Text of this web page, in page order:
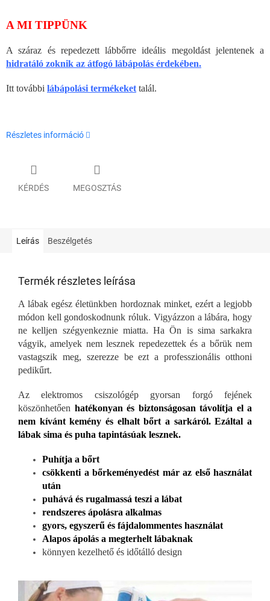
A MI TIPPÜNK
A száraz és repedezett lábbőrre ideális megoldást jelentenek a
hidratáló zoknik az átfogó lábápolás érdekében.
Itt további lábápolási termékeket talál.
Részletes információ
KÉRDÉS MEGOSZTÁS
Leírás Beszélgetés
Termék részletes leírása
A lábak egész életünkben hordoznak minket, ezért a legjobb
módon kell gondoskodnunk róluk. Vigyázzon a lábára, hogy
ne kelljen szégyenkeznie miatta. Ha Ön is sima sarkakra
vágyik, amelyek nem lesznek repedezettek és a bőrük nem
vastagszik meg, szerezze be ezt a professzionális otthoni
pedikűrt.
Az elektromos csiszológép gyorsan forgó fejének
köszönhetően hatékonyan és biztonságosan távolítja el a
nem kívánt kemény és elhalt bőrt a sarkáról. Ezáltal a
lábak sima és puha tapintásúak lesznek.
Puhítja a bőrt
csökkenti a bőrkeményedést már az első használat
után
puhává és rugalmassá teszi a lábat
rendszeres ápolásra alkalmas
gyors, egyszerű és fájdalommentes használat
Alapos ápolás a megterhelt lábaknak
könnyen kezelhető és időtálló design